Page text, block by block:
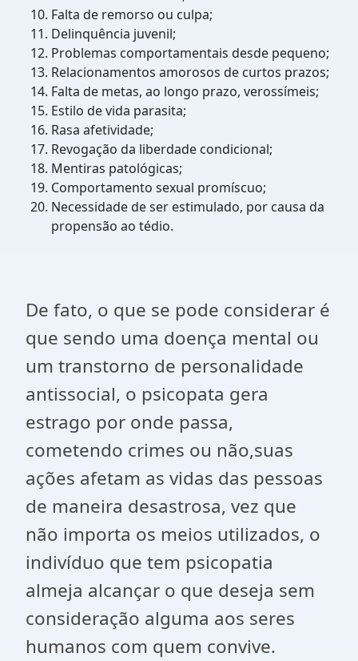
Falta de remorso ou culpa;
Delinquência juvenil;
Problemas comportamentais desde pequeno;
Relacionamentos amorosos de curtos prazos;
Falta de metas, ao longo prazo, verossímeis;
Estilo de vida parasita;
Rasa afetividade;
Revogação da liberdade condicional;
Mentiras patológicas;
Comportamento sexual promíscuo;
Necessidade de ser estimulado, por causa da
propensão ao tédio.
De fato, o que se pode considerar é
que sendo uma doença mental ou
um transtorno de personalidade
antissocial, o psicopata gera
estrago por onde passa,
cometendo crimes ou não,suas
ações afetam as vidas das pessoas
de maneira desastrosa, vez que
não importa os meios utilizados, o
indivíduo que tem psicopatia
almeja alcançar o que deseja sem
consideração alguma aos seres
humanos com quem convive.